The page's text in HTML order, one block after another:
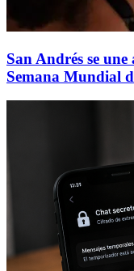
San Andrés se
Semana Mundial